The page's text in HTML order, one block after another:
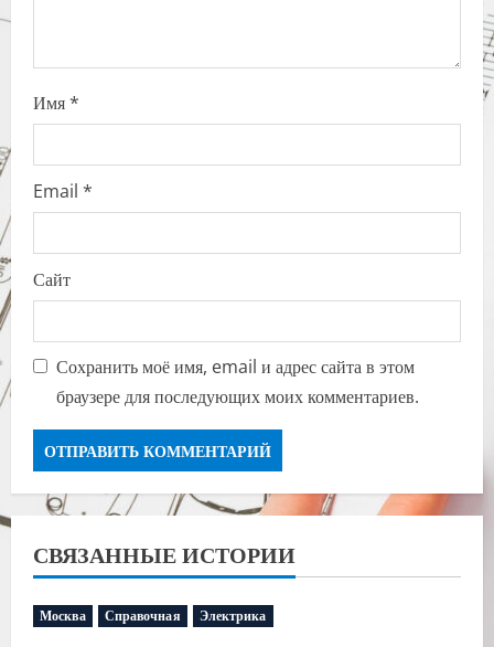
Имя*
Email *
Сайт
Сохранить моё имя, email и адрес сайта в этом
браузере для последующих моих комментариев.
СВЯЗАННЫЕ ИСТОРИИ
Москва Справочная Электрика